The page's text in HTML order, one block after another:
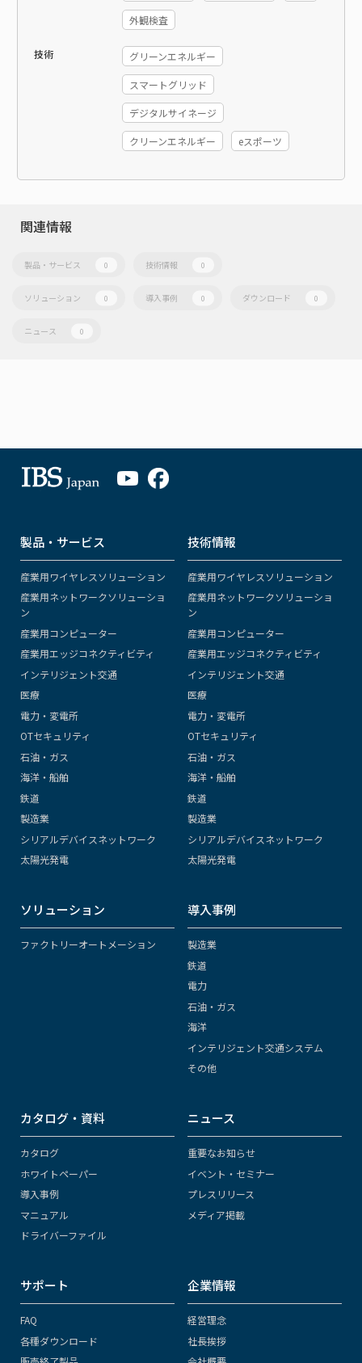
外観検査
技術 グリーンエネルギー
スマートグリッド
デジタルサイネージ
クリーンエネルギー eスポーツ
関連情報
製品・サービス 0 技術情報 0
ソリューション 0 導入事例 0 ダウンロード 0
ニュース 0
製品・サービス
産業用ワイヤレスソリューション
産業用ネットワークソリューショ
ン
産業用コンピューター
産業用エッジコネクティビティ
インテリジェント交通
医療
電力・変電所
OTセキュリティ
石油・ガス
海洋・船舶
鉄道
製造業
シリアルデバイスネットワーク
太陽光発電
技術情報
産業用ワイヤレスソリューション
産業用ネットワークソリューショ
ン
産業用コンピューター
産業用エッジコネクティビティ
インテリジェント交通
医療
電力・変電所
OTセキュリティ
石油・ガス
海洋・船舶
鉄道
製造業
シリアルデバイスネットワーク
太陽光発電
ソリューション
ファクトリーオートメーション
導入事例
製造業
鉄道
電力
石油・ガス
海洋
インテリジェント交通システム
その他
カタログ・資料
カタログ
ホワイトペーパー
導入事例
マニュアル
ドライバーファイル
ニュース
重要なお知らせ
イベント・セミナー
プレスリリース
メディア掲載
サポート
FAQ
各種ダウンロード
企業情報
経営理念
社長挨拶